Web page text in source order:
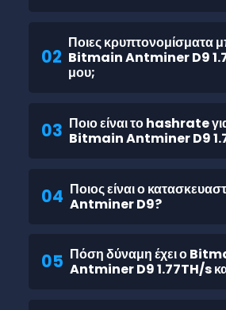
02
Ποιες κρυπτονομίσματα
Bitmain Antminer D9
μου;
03 Ποιο είναι το hashrate
Bitmain Antminer D9
04 Ποιος είναι ο
Antminer D9?
05 Πόση δύναμη έχει ο
Antminer D9 1.77TH/s